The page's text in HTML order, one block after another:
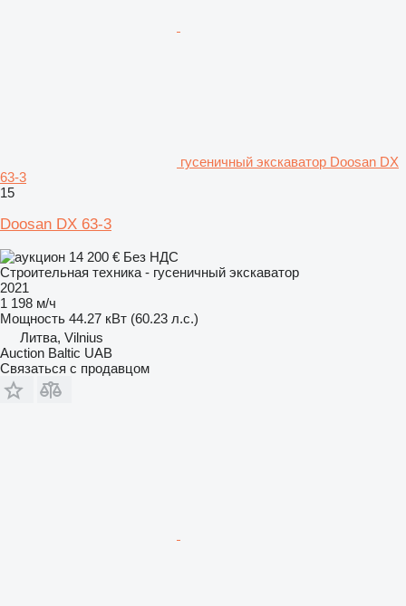
гусеничный экскаватор Doosan DX
63-3
15
Doosan DX 63-3
14 200 € Без НДС
Строительная техника - гусеничный экскаватор
2021
1 198 м/ч
Мощность 44.27 кВт (60.23 л.с.)
Литва, Vilnius
Auction Baltic UAB
Связаться с продавцом